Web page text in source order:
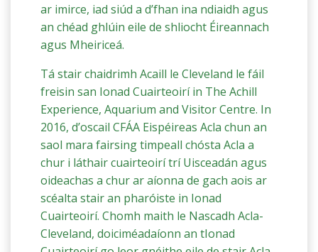
ar imirce, iad siúd a d’fhan ina ndiaidh agus
an chéad ghlúin eile de shliocht Éireannach
agus Mheiriceá.
Tá stair chaidrimh Acaill le Cleveland le fáil
freisin san Ionad Cuairteoirí in The Achill
Experience, Aquarium and Visitor Centre. In
2016, d’oscail CFÁA Eispéireas Acla chun an
saol mara fairsing timpeall chósta Acla a
chur i láthair cuairteoirí trí Uisceadán agus
oideachas a chur ar aíonna de gach aois ar
scéalta stair an pharóiste in Ionad
Cuairteoirí. Chomh maith le Nascadh Acla-
Cleveland, doiciméadaíonn an tIonad